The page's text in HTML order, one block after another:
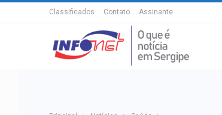
Classificados Contato Assinante